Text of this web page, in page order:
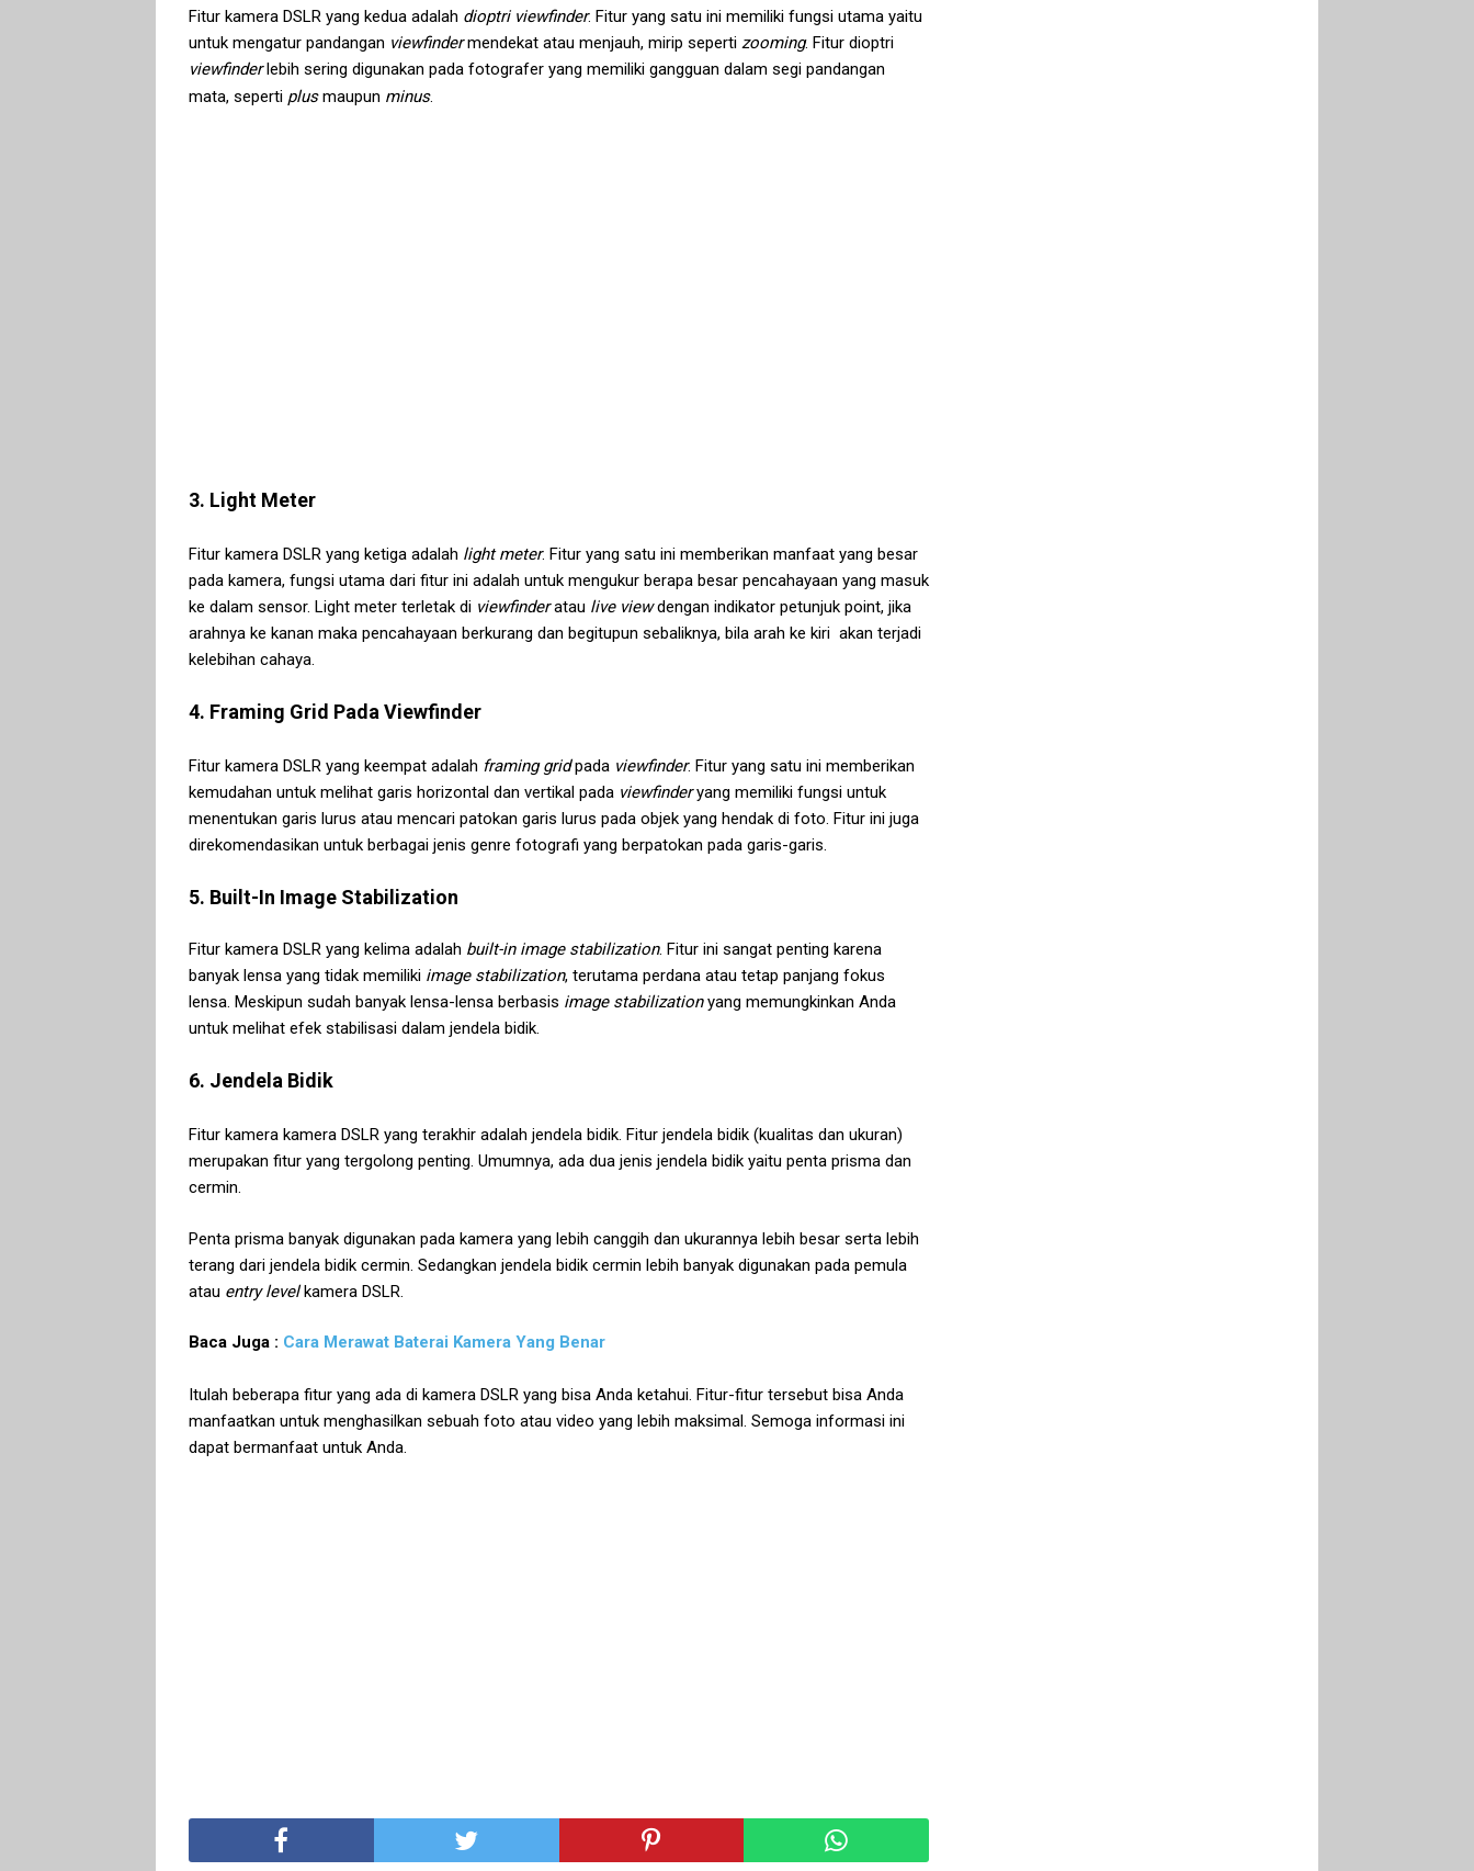
Fitur kamera DSLR yang kedua adalah dioptri viewfinder. Fitur yang satu ini memiliki fungsi utama yaitu
untuk mengatur pandangan viewfindermendekat atau menjauh, mirip seperti zooming. Fitur dioptri
viewfinderlebih sering digunakan pada fotografer yang memiliki gangguan dalam segi pandangan
mata, seperti plusmaupun minus.
3. Light Meter
Fitur kamera DSLR yang ketiga adalah light meter. Fitur yang satu ini memberikan manfaat yang besar
pada kamera, fungsi utama dari fitur ini adalah untuk mengukur berapa besar pencahayaan yang masuk
ke dalam sensor. Light meter terletak di viewfinderatau live viewdengan indikator petunjuk point, jika
arahnya ke kanan maka pencahayaan berkurang dan begitupun sebaliknya, bila arah ke kiri akan terjadi
kelebihan cahaya.
4. Framing Grid Pada Viewfinder
Fitur kamera DSLR yang keempat adalah framing gridpada viewfinder. Fitur yang satu ini memberikan
kemudahan untuk melihat garis horizontal dan vertikal pada viewfinderyang memiliki fungsi untuk
menentukan garis lurus atau mencari patokan garis lurus pada objek yang hendak di foto. Fitur ini juga
direkomendasikan untuk berbagai jenis genre fotografi yang berpatokan pada garis-garis.
5. Built-In Image Stabilization
Fitur kamera DSLR yang kelima adalah built-in image stabilization. Fitur ini sangat penting karena
banyak lensa yang tidak memiliki image stabilization, terutama perdana atau tetap panjang fokus
lensa. Meskipun sudah banyak lensa-lensa berbasis image stabilizationyang memungkinkan Anda
untuk melihat efek stabilisasi dalam jendela bidik.
6. Jendela Bidik
Fitur kamera kamera DSLR yang terakhir adalah jendela bidik. Fitur jendela bidik (kualitas dan ukuran)
merupakan fitur yang tergolong penting. Umumnya, ada dua jenis jendela bidik yaitu penta prisma dan
cermin.
Penta prisma banyak digunakan pada kamera yang lebih canggih dan ukurannya lebih besar serta lebih
terang dari jendela bidik cermin. Sedangkan jendela bidik cermin lebih banyak digunakan pada pemula
atau entry levelkamera DSLR.
Baca Juga : Cara Merawat Baterai Kamera Yang Benar
Itulah beberapa fitur yang ada di kamera DSLR yang bisa Anda ketahui. Fitur-fitur tersebut bisa Anda
manfaatkan untuk menghasilkan sebuah foto atau video yang lebih maksimal. Semoga informasi ini
dapat bermanfaat untuk Anda.